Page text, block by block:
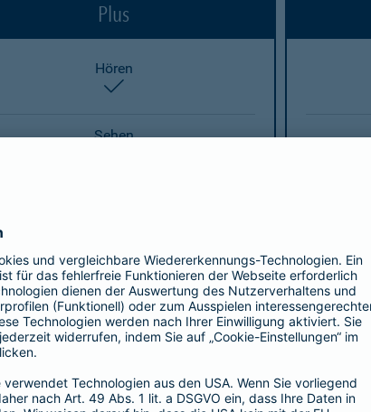
Plus
Hören
enthalten
Sehen
Heben/Tragen
enthalten
Stehen
Eigenverantwortliches Handeln